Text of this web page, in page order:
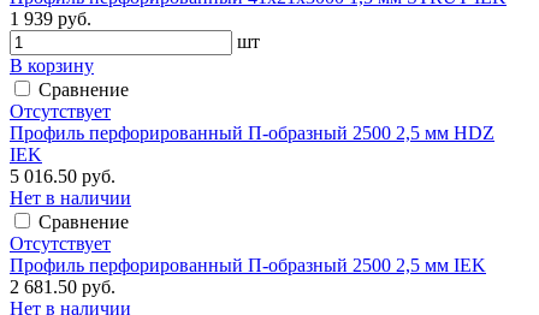
1 939 руб.
шт
В корзину
Сравнение
Отсутствует
Профиль перфорированный П-образный 2500 2,5 мм HDZ
IEK
5 016.50 руб.
Нет в наличии
Сравнение
Отсутствует
Профиль перфорированный П-образный 2500 2,5 мм IEK
2 681.50 руб.
Нет в наличии